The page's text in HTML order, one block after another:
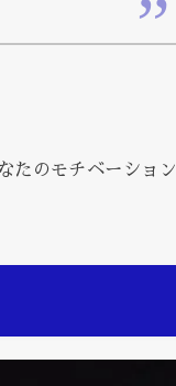
たのモチベーション